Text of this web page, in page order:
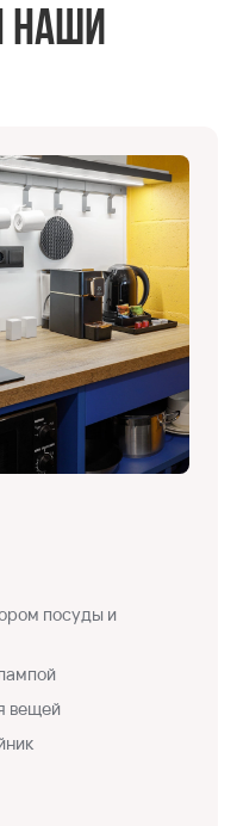
наши
посуды и
вещей